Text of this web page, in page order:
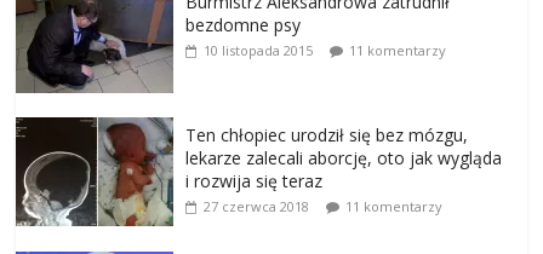
bezdomne psy
10 listopada 2015 11 komentarzy
Ten chłopiec urodził się bez mózgu,
lekarze zalecali aborcję, oto jak wygląda
i rozwija się teraz
27 czerwca 2018 11 komentarzy